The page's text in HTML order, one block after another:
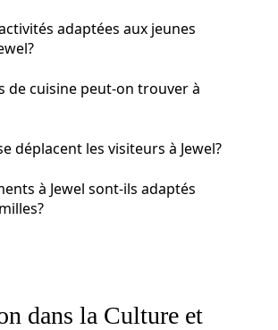
adaptées aux jeunes
de cuisine peut-on trouver à
déplacent les visiteurs à Jewel?
à Jewel sont-ils adaptés
dans la Culture et